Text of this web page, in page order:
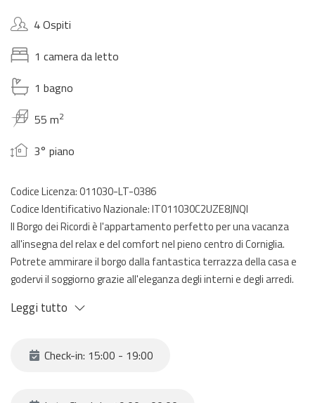
4 Ospiti
1 camera da letto
1 bagno
55 m2
3° piano
Codice Licenza: 011030-LT-0386
Codice Identificativo Nazionale: IT011030C2UZE8JNQI
Il Borgo dei Ricordi è l'appartamento perfetto per una vacanza
all'insegna del relax e del comfort nel pieno centro di Corniglia.
Potrete ammirare il borgo dalla fantastica terrazza della casa e
godervi il soggiorno grazie all'eleganza degli interni e degli arredi.
divano letto, cucina, bagno, camera matrimoniale e terrazza per
Porterete con voi fantastici ricordi e indimenticabili momenti
Leggi tutto
Check-in: 15:00 - 19:00